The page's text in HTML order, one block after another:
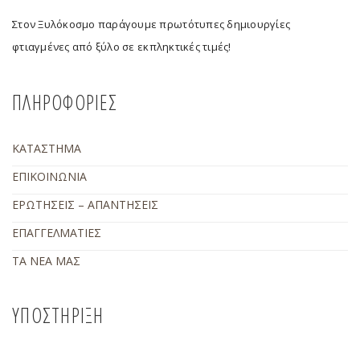
Στον Ξυλόκοσμο παράγουμε πρωτότυπες δημιουργίες
φτιαγμένες από ξύλο σε εκπληκτικές τιμές!
ΠΛΗΡΟΦΟΡΙΕΣ
ΚΑΤΑΣΤΗΜΑ
ΕΠΙΚΟΙΝΩΝΙΑ
ΕΡΩΤΗΣΕΙΣ – ΑΠΑΝΤΗΣΕΙΣ
ΕΠΑΓΓΕΛΜΑΤΙΕΣ
ΤΑ ΝΕΑ ΜΑΣ
ΥΠΟΣΤΗΡΙΞΗ